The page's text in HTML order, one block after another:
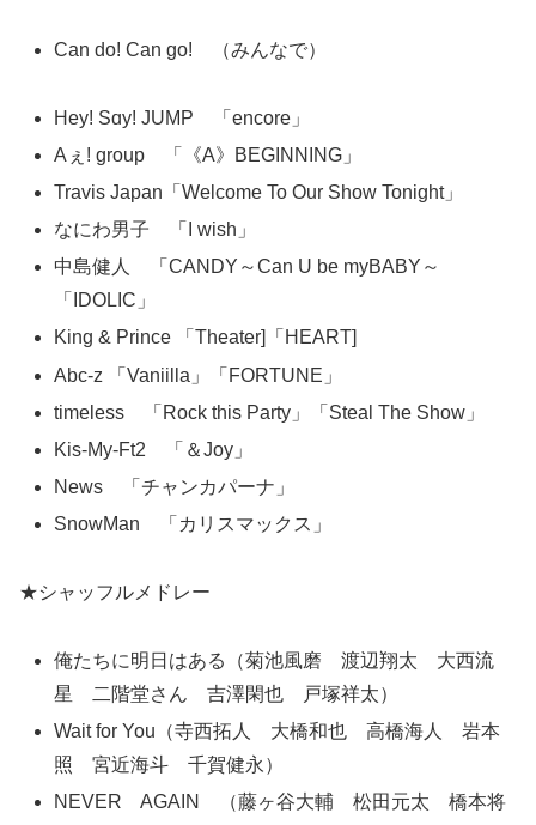
Can do! Can go! （みんなで）
Hey! Sɑy! JUMP
「encore」
Aぇ! group 「《A》BEGINNING」
Travis Japan「Welcome To Our Show Tonight」
なにわ男子 「I wish」
中島健人 「CANDY～Can U be myBABY～
「IDOLIC」
King & Prince 「Theater]「HEART]
Abc-z 「Vaniilla」「FORTUNE」
timeless 「Rock this Party」「Steal The Show」
Kis-My-Ft2 「＆Joy」
News 「チャンカパーナ」
SnowMan 「カリスマックス」
★シャッフルメドレー
俺たちに明日はある（菊池風磨
渡辺翔太 大西流
星 二階堂さん 吉澤閑也 戸塚祥太）
Wait for You（寺西拓人 大橋和也 高橋海人 岩本
照 宮近海斗 千賀健永）
NEVER AGAIN （藤ヶ谷大輔 松田元太 橋本将